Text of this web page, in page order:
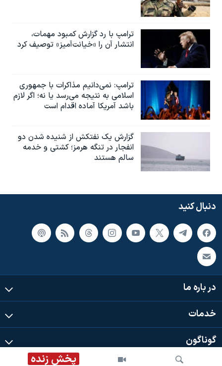
پخش زنده
ترامپ با رد گزارش کمبود مهمات،
انتشار آن را «خیانت‌آمیز» توصیف کرد
ترامپ: نمی‌دانیم مذاکرات با جمهوری
اسلامی به نتیجه می‌رسد یا نه؛ اگر لازم
باشد آمریکا آماده اقدام است
گزارش یک نفتکش از شنیده شدن دو
انفجار در تنگه هرمز؛ کشتی و خدمه
سالم هستند
دنبال کنید
در باره ما
خدمات
گوناگون